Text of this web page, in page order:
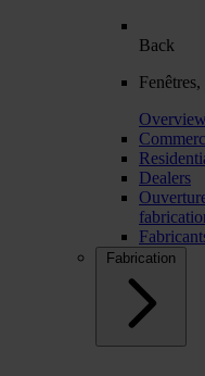
Back
Overview
Dealers
Fabrication